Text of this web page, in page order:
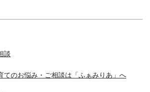
談
てのお悩み・ご相談は「ふぁみりあ」へ